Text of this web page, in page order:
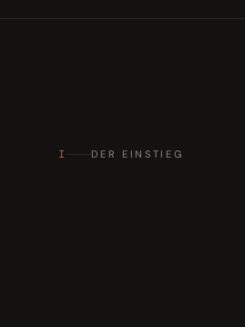
I DER EINSTIEG